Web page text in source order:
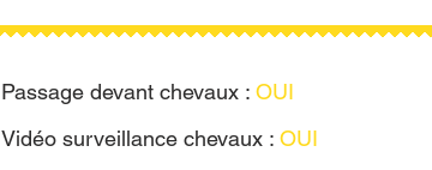
Passage devant chevaux : OUI
Vidéo surveillance chevaux : OUI